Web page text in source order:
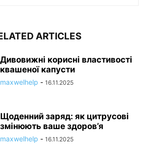
ARTICLES
Дивовижні корисні властивості
квашеної капусти
maxwelhelp - 16.11.2025
Щоденний заряд: як цитрусові
змінюють ваше здоров’я
maxwelhelp - 16.11.2025